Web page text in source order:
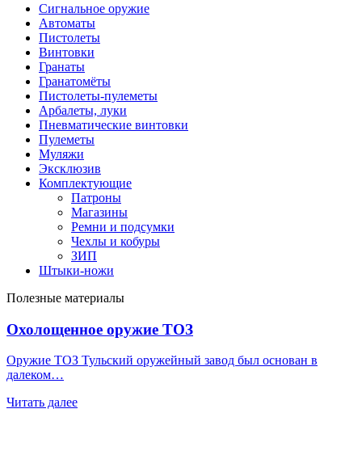
Сигнальное оружие
Автоматы
Пистолеты
Винтовки
Гранаты
Гранатомёты
Пистолеты-пулеметы
Арбалеты, луки
Пневматические винтовки
Пулеметы
Муляжи
Эксклюзив
Комплектующие
Патроны
Магазины
Ремни и подсумки
Чехлы и кобуры
ЗИП
Штыки-ножи
Полезные материалы
Охолощенное оружие ТОЗ
Оружие ТОЗ Тульский оружейный завод был основан в
далеком…
Читать далее